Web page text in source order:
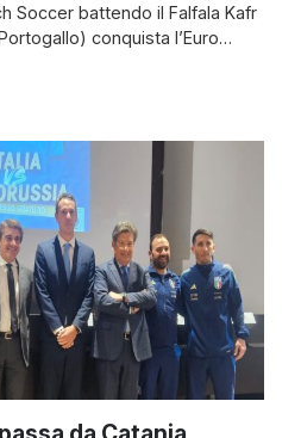
Soccer battendo il Falfala Kafr
conquista l’Euro
di diritto e di fatto, sul